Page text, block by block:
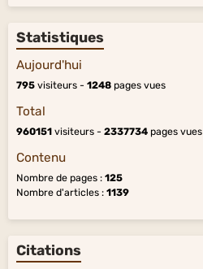
Statistiques
Aujourd'hui
795 visiteurs - 1248 pages vues
Total
960151 visiteurs - 2337734 pages vues
Contenu
Nombre de pages : 125
Nombre d'articles : 1139
Citations